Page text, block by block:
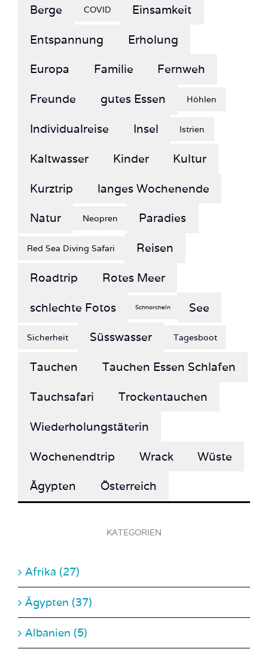
Berge COVID Einsamkeit
Entspannung Erholung
Europa Familie Fernweh
Freunde gutes Essen Höhlen
Individualreise Insel Istrien
Kaltwasser Kinder Kultur
Kurztrip langes Wochenende
Natur Neopren Paradies
Red Sea Diving Safari Reisen
Roadtrip Rotes Meer
schlechte Fotos Schnorcheln See
Sicherheit Süsswasser Tagesboot
Tauchen Tauchen Essen Schlafen
Tauchsafari Trockentauchen
Wiederholungstäterin
Wochenendtrip Wrack Wüste
Ägypten Österreich
KATEGORIEN
Afrika (27)
Ägypten (37)
Albanien (5)